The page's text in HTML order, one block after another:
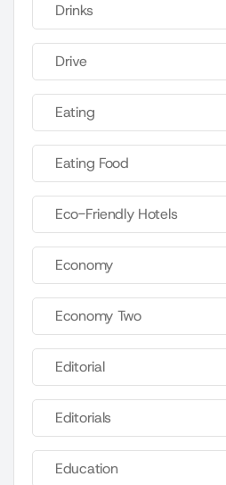
Drinks
Drive
Eating
Eating Food
Eco-Friendly Hotels
Economy
Economy Two
Editorial
Editorials
Education